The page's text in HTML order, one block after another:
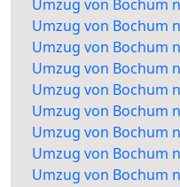
Umzug von Bochum
Umzug von Bochum
Umzug von Bochum
Umzug von Bochum
Umzug von Bochum
Umzug von Bochum
Umzug von Bochum
Umzug von Bochum
Umzug von Bochum